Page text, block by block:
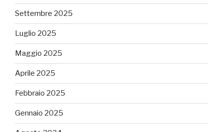
Settembre 2025
Luglio 2025
Maggio 2025
Aprile 2025
Febbraio 2025
Gennaio 2025